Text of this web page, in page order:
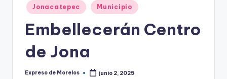
el
Publicado
en
Jonacatepec Municipio
Embellecerán Centro
de Jona
Publicado
Expreso de Morelos junio 2, 2025